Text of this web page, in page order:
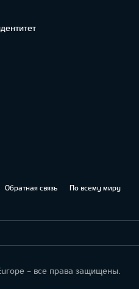
Обратная связь По всему миру
- все права защищены.